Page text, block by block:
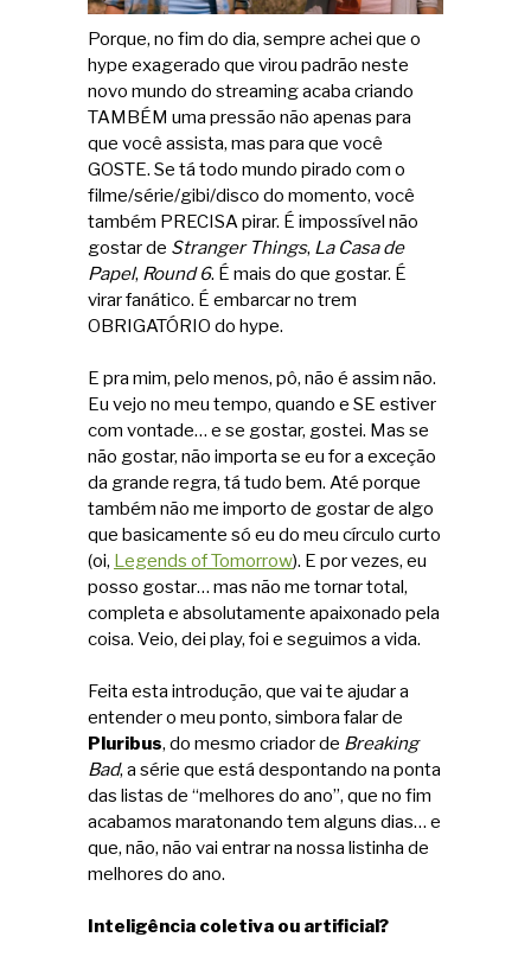
Porque, no fim do dia, sempre achei que o
hype exagerado que virou padrão neste
novo mundo do streaming acaba criando
TAMBÉM uma pressão não apenas para
que você assista, mas para que você
GOSTE. Se tá todo mundo pirado com o
filme/série/gibi/disco do momento, você
também PRECISA pirar. É impossível não
gostar de Stranger Things, La Casa de
Papel, Round 6. É mais do que gostar. É
virar fanático. É embarcar no trem
OBRIGATÓRIO do hype.
E pra mim, pelo menos, pô, não é assim não.
Eu vejo no meu tempo, quando e SE estiver
com vontade… e se gostar, gostei. Mas se
não gostar, não importa se eu for a exceção
da grande regra, tá tudo bem. Até porque
também não me importo de gostar de algo
que basicamente só eu do meu círculo curto
(oi, Legends of Tomorrow). E por vezes, eu
posso gostar… mas não me tornar total,
completa e absolutamente apaixonado pela
coisa. Veio, dei play, foi e seguimos a vida.
Feita esta introdução, que vai te ajudar a
entender o meu ponto, simbora falar de
Pluribus, do mesmo criador de Breaking
Bad, a série que está despontando na ponta
das listas de “melhores do ano”, que no fim
acabamos maratonando tem alguns dias… e
que, não, não vai entrar na nossa listinha de
melhores do ano.
Inteligência coletiva ou artificial?